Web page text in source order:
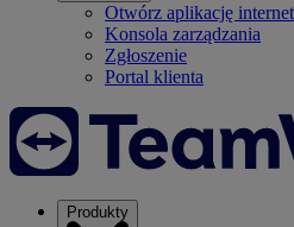
Otwórz aplikację
Konsola zarządzania
Zgłoszenie
Portal klienta
Produkty